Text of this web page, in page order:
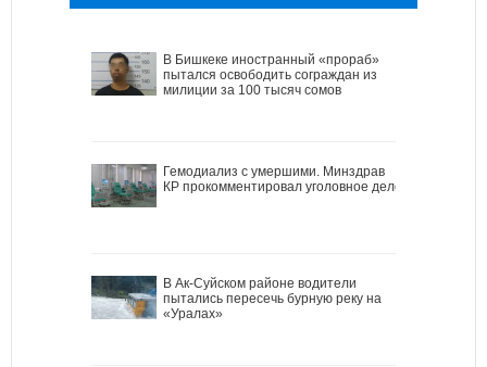
В Бишкеке иностранный «прораб»
пытался освободить сограждан из
милиции за 100 тысяч сомов
Гемодиализ с умершими. Минздрав
КР прокомментировал уголовное дело
В Ак-Суйском районе водители
пытались пересечь бурную реку на
«Уралах»